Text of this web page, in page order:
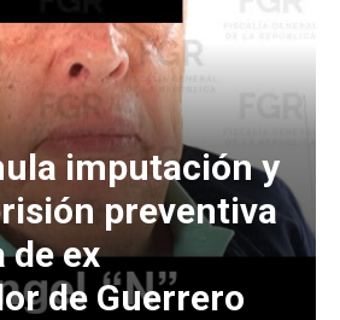
imputación y
preventiva
de ex
de Guerrero